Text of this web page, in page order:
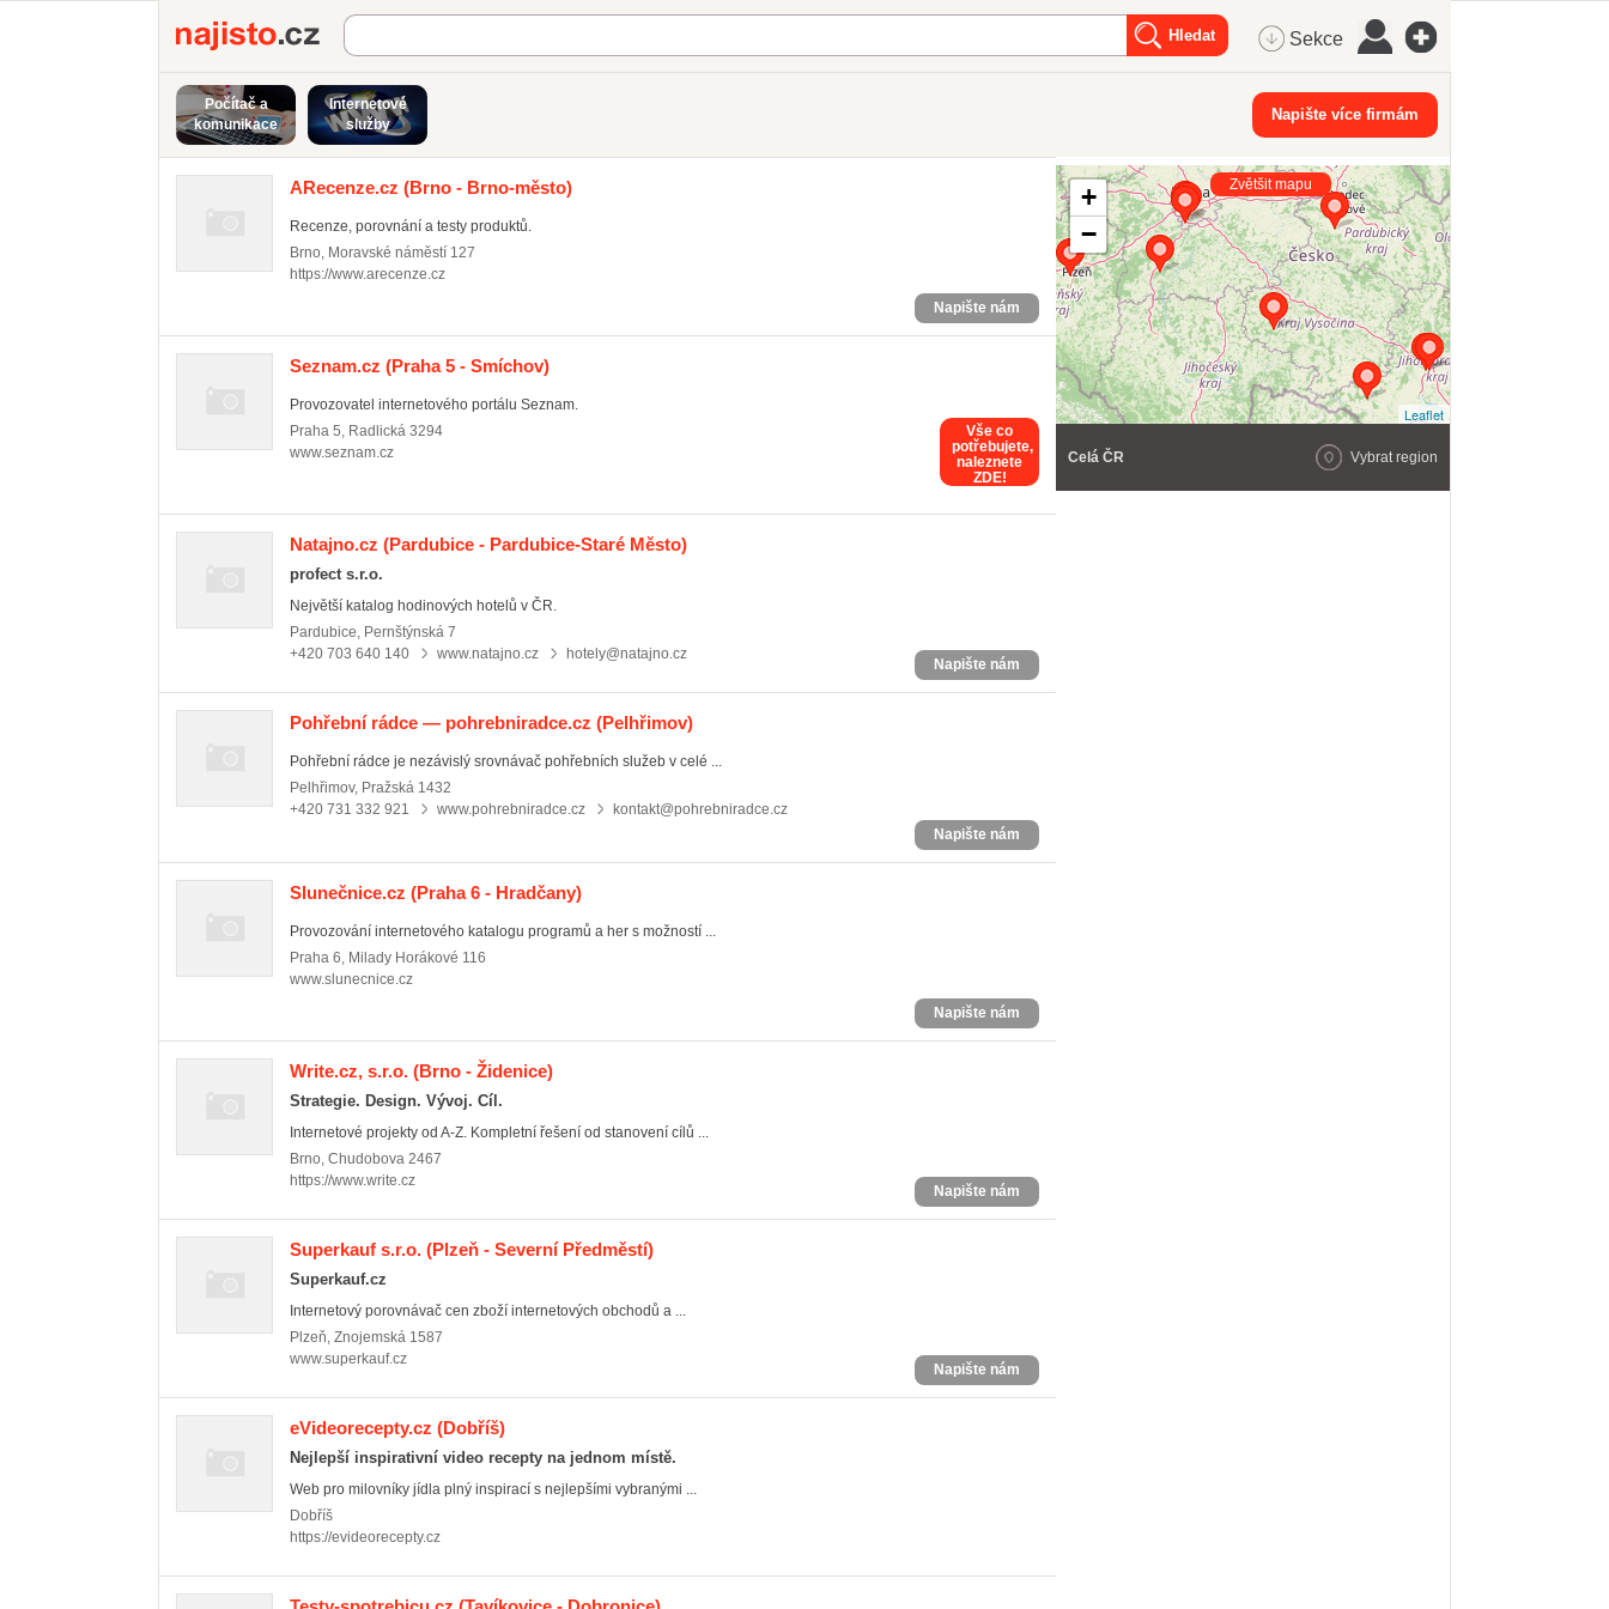
Najisto.cz Sekce
Počítač a
komunikace
Internetové
služby
Napište více firmám
ARecenze.cz (Brno - Brno-město)
Recenze, porovnání a testy produktů.
Brno, Moravské náměstí 127
https://www.arecenze.cz
Napište nám
Seznam.cz (Praha 5 - Smíchov)
Provozovatel internetového portálu Seznam.
Praha 5, Radlická 3294
www.seznam.cz
Vše co
potřebujete,
naleznete
ZDE!
Natajno.cz (Pardubice - Pardubice-Staré Město)
profect s.r.o.
Největší katalog hodinových hotelů v ČR.
Pardubice, Pernštýnská 7
+420 703 640 140
www.natajno.cz hotely@natajno.cz
Napište nám
Pohřební rádce — pohrebniradce.cz (Pelhřimov)
Pohřební rádce je nezávislý srovnávač pohřebních služeb v celé ...
Pelhřimov, Pražská 1432
+420 731 332 921
www.pohrebniradce.cz
kontakt@pohrebniradce.cz
Napište nám
Slunečnice.cz (Praha 6 - Hradčany)
Provozování internetového katalogu programů a her s možností ...
Praha 6, Milady Horákové 116
www.slunecnice.cz
Napište nám
Write.cz, s.r.o. (Brno - Židenice)
Strategie. Design. Vývoj. Cíl.
Internetové projekty od A-Z. Kompletní řešení od stanovení cílů ...
Brno, Chudobova 2467
https://www.write.cz
Napište nám
Superkauf s.r.o. (Plzeň - Severní Předměstí)
Superkauf.cz
Internetový porovnávač cen zboží internetových obchodů a ...
Plzeň, Znojemská 1587
www.superkauf.cz
Napište nám
eVideorecepty.cz (Dobříš)
Nejlepší inspirativní video recepty na jednom místě.
Web pro milovníky jídla plný inspirací s nejlepšími vybranými ...
Dobříš
https://evideorecepty.cz
+
−
Leaflet
Zvětšit mapu
Celá ČR Vybrat region